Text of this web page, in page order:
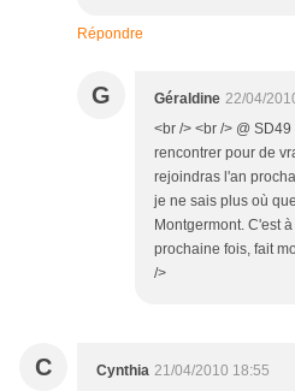
Répondre
G Géraldine 22/04/
<br /> <br /> @
rencontrer pour de
rejoindras l'an
je ne sais plus où
Montgermont. C'est
prochaine fois, fait
/>
C Cynthia 21/04/2010 18:55